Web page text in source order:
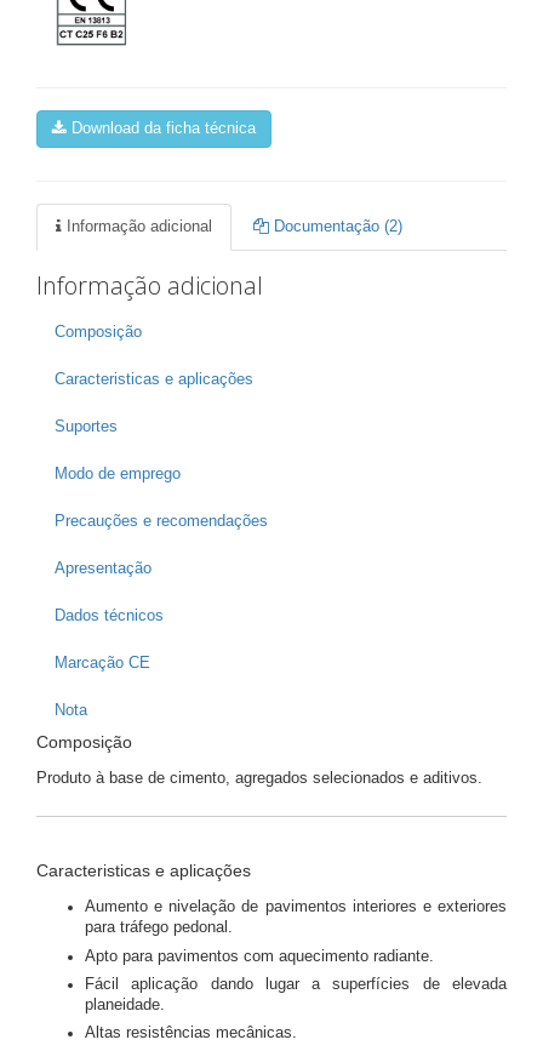
Download da ficha técnica
Informação adicional Documentação (2)
Informação adicional
Composição
Caracteristicas e aplicações
Suportes
Modo de emprego
Precauções e recomendações
Apresentação
Dados técnicos
Marcação CE
Nota
Composição
Produto à base de cimento, agregados selecionados e aditivos.
Caracteristicas e aplicações
Aumento e nivelação de pavimentos interiores e exteriores
para tráfego pedonal.
Apto para pavimentos com aquecimento radiante.
Fácil aplicação dando lugar a superfícies de elevada
planeidade.
Altas resistências mecânicas.